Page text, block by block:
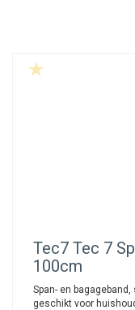
Tec7 Tec 7
100cm
Span- en
geschikt voor